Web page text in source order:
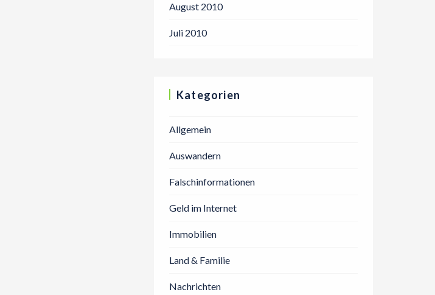
August 2010
Juli 2010
Kategorien
Allgemein
Auswandern
Falschinformationen
Geld im Internet
Immobilien
Land & Familie
Nachrichten